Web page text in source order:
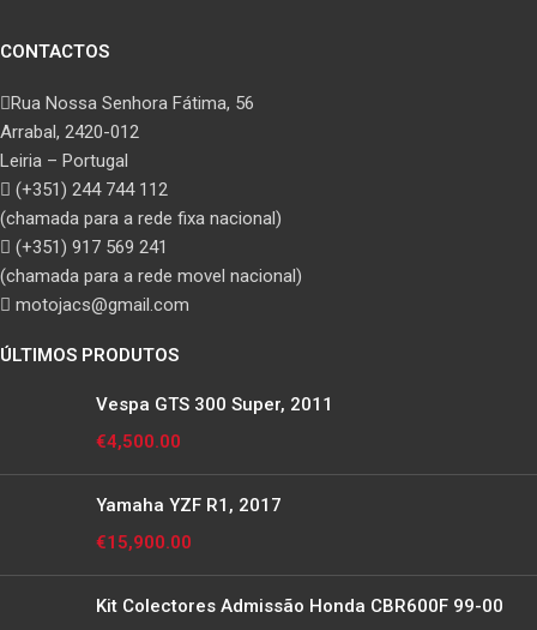
CONTACTOS
Rua Nossa Senhora Fátima, 56
Arrabal, 2420-012
Leiria – Portugal
(+351) 244 744 112
(chamada para a rede fixa nacional)
(+351) 917 569 241
(chamada para a rede movel nacional)
motojacs@gmail.com
ÚLTIMOS PRODUTOS
Vespa GTS 300 Super, 2011
€4,500.00
Yamaha YZF R1, 2017
€15,900.00
Kit Colectores Admissão Honda CBR600F 99-00